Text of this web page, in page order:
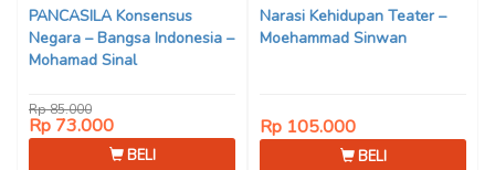
PANCASILA Konsensus
Negara – Bangsa Indonesia –
Mohamad Sinal
Rp 85.000
Rp 73.000
BELI
Narasi Kehidupan Teater –
Moehammad Sinwan
Rp 105.000
BELI